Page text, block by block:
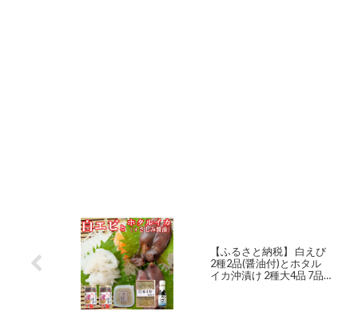
【ふるさと納税】 白えび
2種2品(醤油付)とホタル
イカ沖漬け 2種大4品 7品